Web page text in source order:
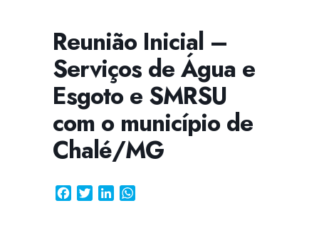
Reunião Inicial –
Serviços de Água e
Esgoto e SMRSU
com o município de
Chalé/MG
FacebookTwitterLinkedIn
CISSA
Assistente Virtual do CISAB